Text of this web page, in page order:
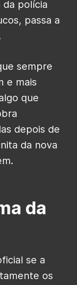
da polícia
passa a
sempre
e mais
que
depois de
da nova
da
se a
os